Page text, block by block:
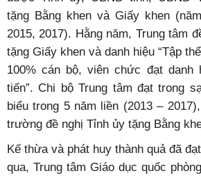
tặng Bằng khen và Giấy khen
2015, 2017). Hằng năm, Trung tâm
tặng Giấy khen và danh hiệu “Tập
100% cán bộ, viên chức đạt danh
tiến”. Chi bộ Trung tâm đạt trong
biểu trong 5 năm liền (2013 –
trường đề nghị Tỉnh ủy tặng Bằng
Kế thừa và phát huy thành quả đã
qua, Trung tâm Giáo dục quốc